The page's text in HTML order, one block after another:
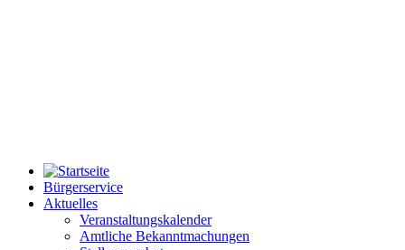
Bürgerservice
Aktuelles
Veranstaltungskalender
Amtliche Bekanntmachungen